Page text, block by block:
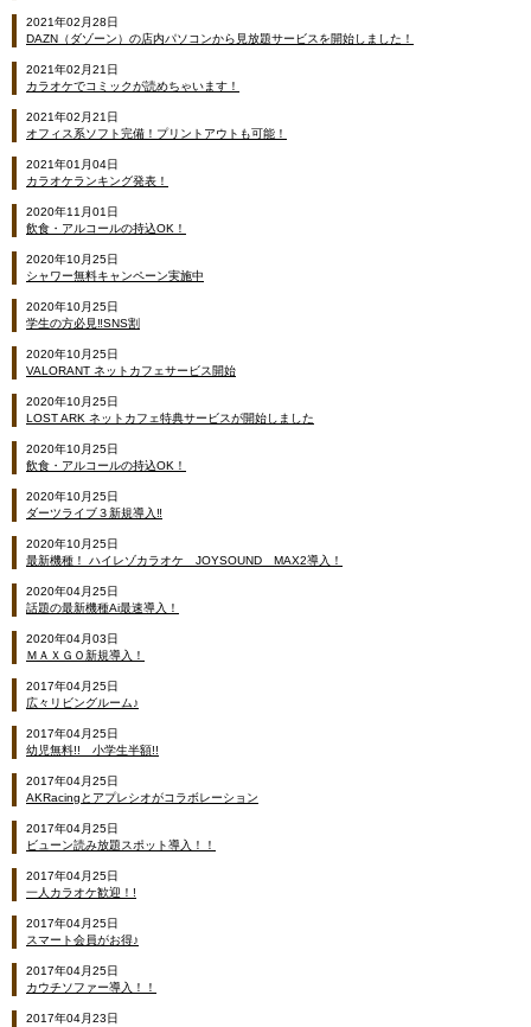
2021年02月28日
DAZN（ダゾーン）の店内パソコンから見放題サービスを開始しました！
2021年02月21日
カラオケでコミックが読めちゃいます！
2021年02月21日
オフィス系ソフト完備！プリントアウトも可能！
2021年01月04日
カラオケランキング発表！
2020年11月01日
飲食・アルコールの持込OK！
2020年10月25日
シャワー無料キャンペーン実施中
2020年10月25日
学生の方必見‼SNS割
2020年10月25日
VALORANT ネットカフェサービス開始
2020年10月25日
LOST ARK ネットカフェ特典サービスが開始しました
2020年10月25日
飲食・アルコールの持込OK！
2020年10月25日
ダーツライブ３新規導入‼
2020年10月25日
最新機種！ ハイレゾカラオケ JOYSOUND MAX2導入！
2020年04月25日
話題の最新機種Ai最速導入！
2020年04月03日
ＭＡＸＧＯ新規導入！
2017年04月25日
広々リビングルーム♪
2017年04月25日
幼児無料!! 小学生半額!!
2017年04月25日
AKRacingとアプレシオがコラボレーション
2017年04月25日
ビューン読み放題スポット導入！！
2017年04月25日
一人カラオケ歓迎！!
2017年04月25日
スマート会員がお得♪
2017年04月25日
カウチソファー導入！！
2017年04月23日